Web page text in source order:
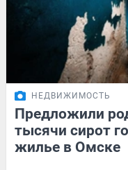
НЕДВИЖИМОСТЬ
Предложили
тысячи сирот
жилье в Омске